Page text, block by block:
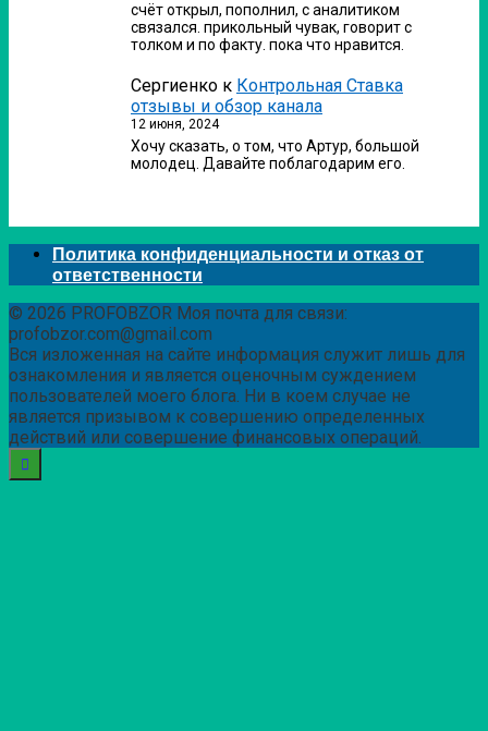
счёт открыл, пополнил, с аналитиком
связался. прикольный чувак, говорит с
толком и по факту. пока что нравится.
Сергиенко к Контрольная Ставка
отзывы и обзор канала
12 июня, 2024
Хочу сказать, о том, что Артур, большой
молодец. Давайте поблагодарим его.
Политика конфиденциальности и отказ от
ответственности
© 2026 PROFOBZOR Моя почта для связи:
profobzor.com@gmail.com
Вся изложенная на сайте информация служит лишь для
ознакомления и является оценочным суждением
пользователей моего блога. Ни в коем случае не
является призывом к совершению определенных
действий или совершение финансовых операций.